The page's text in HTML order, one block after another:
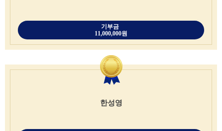
기부금
11,000,000원
한성영